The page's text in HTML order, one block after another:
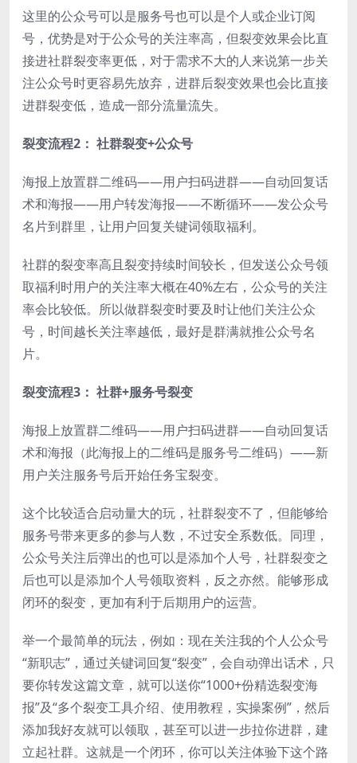
这里的公众号可以是服务号也可以是个人或企业订阅
号，优势是对于公众号的关注率高，但裂变效果会比直
接进社群裂变率更低，对于需求不大的人来说第一步关
注公众号时更容易先放弃，进群后裂变效果也会比直接
进群裂变低，造成一部分流量流失。
裂变流程2： 社群裂变+公众号
海报上放置群二维码——用户扫码进群——自动回复话
术和海报——用户转发海报——不断循环——发公众号
名片到群里，让用户回复关键词领取福利。
社群的裂变率高且裂变持续时间较长，但发送公众号领
取福利时用户的关注率大概在40%左右，公众号的关注
率会比较低。所以做群裂变时要及时让他们关注公众
号，时间越长关注率越低，最好是群满就推公众号名
片。
裂变流程3： 社群+服务号裂变
海报上放置群二维码——用户扫码进群——自动回复话
术和海报（此海报上的二维码是服务号二维码）——新
用户关注服务号后开始任务宝裂变。
这个比较适合启动量大的玩，社群裂变不了，但能够给
服务号带来更多的参与人数，不过安全系数低。同理，
公众号关注后弹出的也可以是添加个人号，社群裂变之
后也可以是添加个人号领取资料，反之亦然。能够形成
闭环的裂变，更加有利于后期用户的运营。
举一个最简单的玩法，例如：现在关注我的个人公众号
“新职志”，通过关键词回复“裂变”，会自动弹出话术，只
要你转发这篇文章，就可以送你“1000+份精选裂变海
报”及“多个裂变工具介绍、使用教程，实操案例”，然后
添加我好友就可以领取，甚至可以进一步拉你进群，建
立起社群。这就是一个闭环，你可以关注体验下这个路